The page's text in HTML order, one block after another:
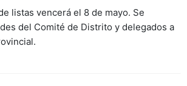
listas vencerá el 8 de mayo. Se
del Comité de Distrito y delegados a